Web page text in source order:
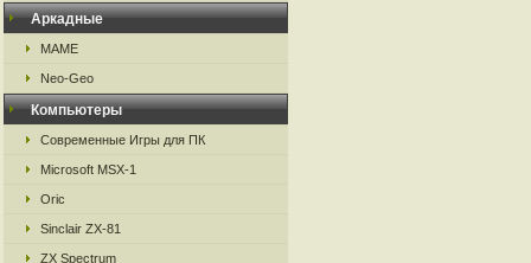
Аркадные
MAME
Neo-Geo
Компьютеры
Современные Игры для ПК
Microsoft MSX-1
Oric
Sinclair ZX-81
ZX Spectrum